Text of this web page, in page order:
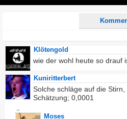
Klötengold
wie der wohl heute so drauf
Kuniritterbert
Solche schläge auf die
Schätzung; 0,0001
Moses